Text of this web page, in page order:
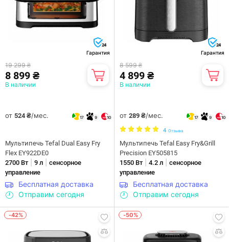
24
Гарантия
19 299 ₴
8 899 ₴
В наличии
от 524 ₴/мес. 17 9 10
Мультипечь Tefal Dual Easy Fry
Flex EY922DE0
2700 Вт| 9 л
сенсорное
управление
Бесплатная доставка
Отправим сегодня
24
Гарантия
8 599 ₴
4 899 ₴
В наличии
от 289 ₴/мес. 17 9 10
4 Отзыва
Мультипечь Tefal Easy Fry&Grill
Precision EY505815
1550 Вт| 4.2 л
сенсорное
управление
Бесплатная доставка
Отправим сегодня
-42% -50%